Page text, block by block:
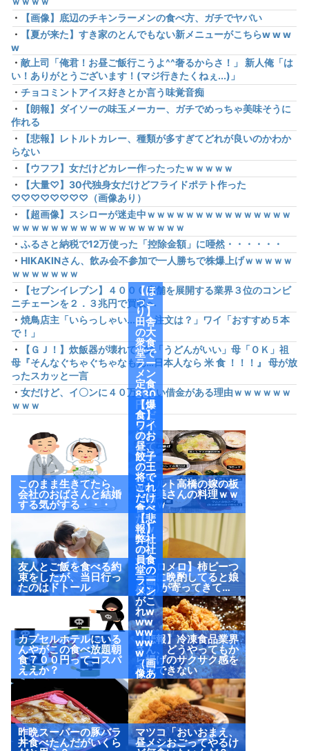
・
【画像】底辺のチキンラーメンの食べ方、ガチでヤバい
・
【夏が来た】すき家のとんでもない新メニューがこちらw w w
w
・ 敵上司「俺君！お昼ご飯行こうよ^^奢るからさ！」 新人俺「は
い！ありがとうございます！(マジ行きたくねぇ...)」
・ チョコミントアイス好きとか言う味覚音痴
・
【朗報】ダイソーの味玉メーカー、ガチでめっちゃ美味そうに
作れる
・
【悲報】レトルトカレー、種類が多すぎてどれが良いのかわか
らない
・
【ウフフ】女だけどカレー作ったったｗｗｗｗｗ
・
【大量♡】30代独身女だけどフライドポテト作った
♡♡♡♡♡♡♡♡（画像あり）
・
【超画像】スシローが迷走中ｗｗｗｗｗｗｗｗｗｗｗｗｗｗｗ
ｗｗｗｗｗｗｗｗｗｗｗｗｗｗｗｗｗｗ
・ ふるさと納税で12万使った「控除金額」に唖然・・・・・・
・ HIKAKINさん、飲み会不参加で一人勝ちで株爆上げｗｗｗｗｗ
ｗｗｗｗｗｗｗ
・
【セブンイレブン】４０００店舗を展開する業界３位のコンビ
ニチェーンを２．３兆円で買収へ
・ 焼鳥店主「いらっしゃい...で、注文は？」ワイ「おすすめ５本
で！」
・
【ＧＪ！】炊飯器が壊れて…父「うどんがいい」母「ＯＫ」祖
母『そんなぐちゃぐちゃなもん…日本人なら 米 食 ！！！』 母が放
ったスカッと一言
・ 女だけど、イ〇ンに４０万くらい借金がある理由ｗｗｗｗｗｗ
ｗｗｗ
このまま生きてたら、
会社のおばさんと結婚
する気がする・・・
ヤクルト高橋の嫁の板
野友美さんの料理ｗｗ
ｗｗｗ
友人とご飯を食べる約
束をしたが、当日行っ
たのはドトール
【ほ
っこ
り】
田舎
の大
衆食
堂で
ラー
メン
定食
830
円頼
んだ
ら小
鉢付
けて
来や
がっ
たw
ww
（画
像あ
り）
【メロメロ】柿ピーつ
まみに晩酌してると娘
(2歳)が寄ってきて…
カプセルホテルにいる
んやがこの食べ放題朝
食７００円ってコスパ
ええか？
【爆
食】
ワイ
のお
昼、
餃子
の王
将で
これ
だけ
食べ
たっ
たw
ww
ww
ww
w
（画
像あ
り）
【悲報】冷凍食品業界
さん、どうやってもか
ら揚げのサクサク感を
再現できない
昨晩スーパーの豚バラ
丼食べたんだがいくら
【悲
報】
弊社
の社
員食
堂の
ラー
メン
がこ
れw
ww
ww
ww
w
（画
像あ
り）
マツコ「おいおまえ、
昼メシおごってやるけ